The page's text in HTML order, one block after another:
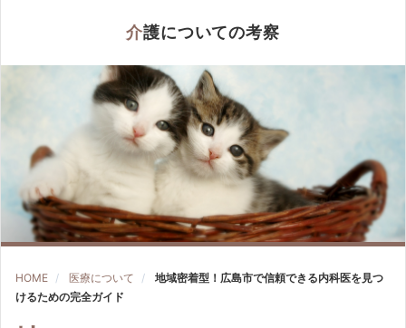
介護についての考察
HOME 医療について
地域密着型！広島市で信頼できる内科医を見つ
けるための完全ガイド